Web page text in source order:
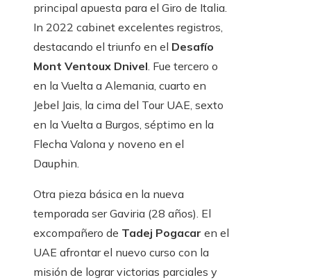
principal apuesta para el Giro de Italia.
In 2022 cabinet excelentes registros,
destacando el triunfo en el Desafío
Mont Ventoux Dnivel. Fue tercero o
en la Vuelta a Alemania, cuarto en
Jebel Jais, la cima del Tour UAE, sexto
en la Vuelta a Burgos, séptimo en la
Flecha Valona y noveno en el
Dauphin.
Otra pieza básica en la nueva
temporada ser Gaviria (28 años). El
excompañero de Tadej Pogacar en el
UAE afrontar el nuevo curso con la
misión de lograr victorias parciales y